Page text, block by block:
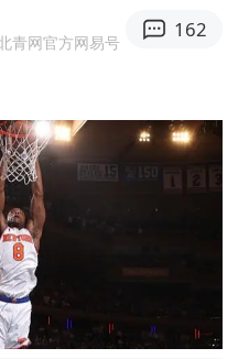
的第一杯奶茶”又爆单了
泰国枪击案凶手先杀祖父母后行凶
宇树科技中一签需缴款7.54万元
豹钛9新车申报
阿勒泰八月能滑雪”不实
青网官方网易号
162